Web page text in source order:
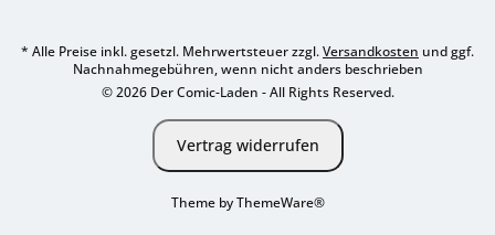
* Alle Preise inkl. gesetzl. Mehrwertsteuer zzgl.Versandkosten und ggf.
Nachnahmegebühren, wenn nicht anders beschrieben
© 2026 Der Comic-Laden - All Rights Reserved.
Vertrag widerrufen
Theme byThemeWare®